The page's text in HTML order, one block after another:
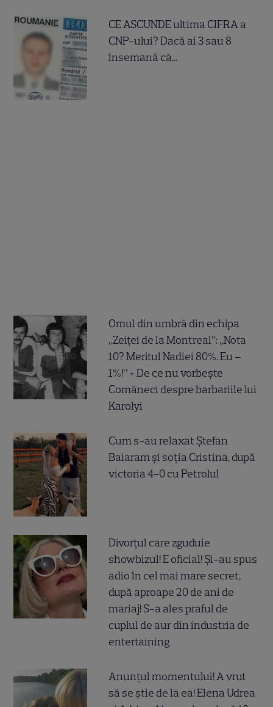
CE ASCUNDE ultima CIFRA a
CNP-ului? Dacă ai 3 sau 8
însemană că...
Omul din umbră din echipa
„Zeiței de la Montreal”: „Nota
10? Meritul Nadiei 80%. Eu –
1%!” + De ce nu vorbește
Comăneci despre barbariile lui
Karolyi
Cum s-au relaxat Ștefan
Baiaram și soția Cristina, după
victoria 4-0 cu Petrolul
Divorțul care zguduie
showbizul! E oficial! Și-au spus
adio în cel mai mare secret,
după aproape 20 de ani de
mariaj! S-a ales praful de
cuplul de aur din industria de
entertaining
Anunțul momentului! A vrut
să se știe de la ea! Elena Udrea